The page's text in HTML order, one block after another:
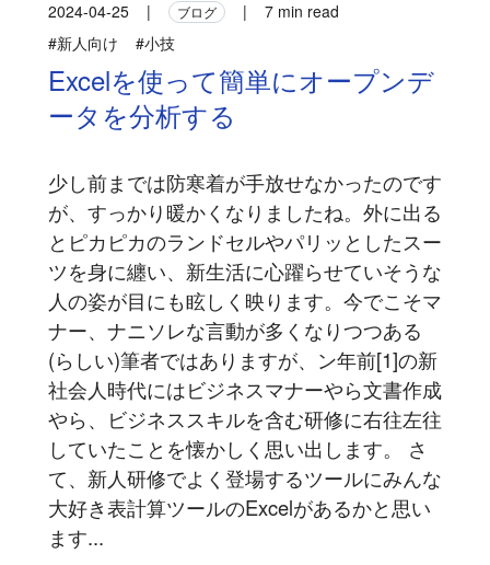
2024-04-25 | ブログ |
7 min read
#新人向け
#小技
Excelを使って簡単にオープンデ
ータを分析する
少し前までは防寒着が手放せなかったのです
が、すっかり暖かくなりましたね。外に出る
とピカピカのランドセルやパリッとしたスー
ツを身に纏い、新生活に心躍らせていそうな
人の姿が目にも眩しく映ります。今でこそマ
ナー、ナニソレな言動が多くなりつつある
(らしい)筆者ではありますが、ン年前[1]の新
社会人時代にはビジネスマナーやら文書作成
やら、ビジネススキルを含む研修に右往左往
していたことを懐かしく思い出します。 さ
て、新人研修でよく登場するツールにみんな
大好き表計算ツールのExcelがあるかと思い
ます...